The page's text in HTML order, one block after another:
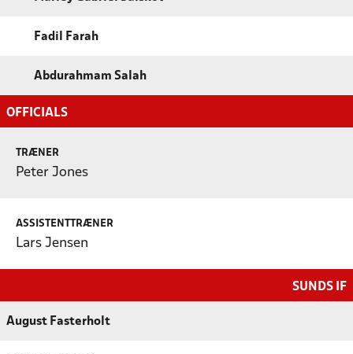
Fadil Farah
Abdurahmam Salah
OFFICIALS
TRÆNER
Peter Jones
ASSISTENTTRÆNER
Lars Jensen
SUNDS IF
August Fasterholt